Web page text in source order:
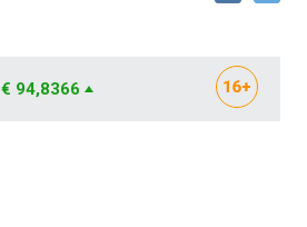
€ 94,8366